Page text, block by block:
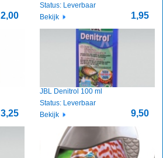
2,00 1,95
Status: Leverbaar
Bekijk
3,25
JBL Denitrol 100 ml
9,50
Status: Leverbaar
Bekijk